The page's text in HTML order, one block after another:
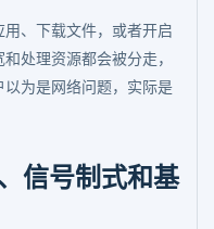
、下载文件，或者开启
处理资源都会被分走，
为是网络问题，实际是
信号制式和基